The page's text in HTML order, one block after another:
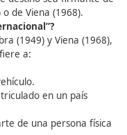
Si no es posible
la señal debe
un imán, que
u otra
matriculados en
otros países que se